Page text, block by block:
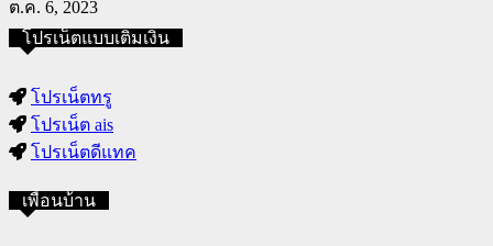
ต.ค. 6, 2023
โปรเน็ตแบบเติมเงิน
โปรเน็ตทรู
โปรเน็ต ais
โปรเน็ตดีแทค
เพื่อนบ้าน